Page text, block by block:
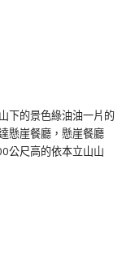
下的景色綠油油一片的
懸崖餐廳，懸崖餐廳
公尺高的依本立山山